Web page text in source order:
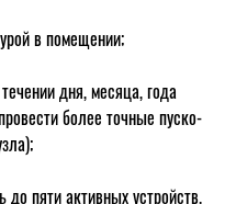
в помещении;
дня, месяца, года
более точные пуско-
пяти активных устройств.